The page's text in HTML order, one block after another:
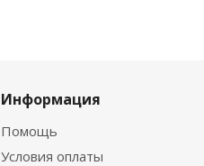
Информация
Помощь
Условия оплаты